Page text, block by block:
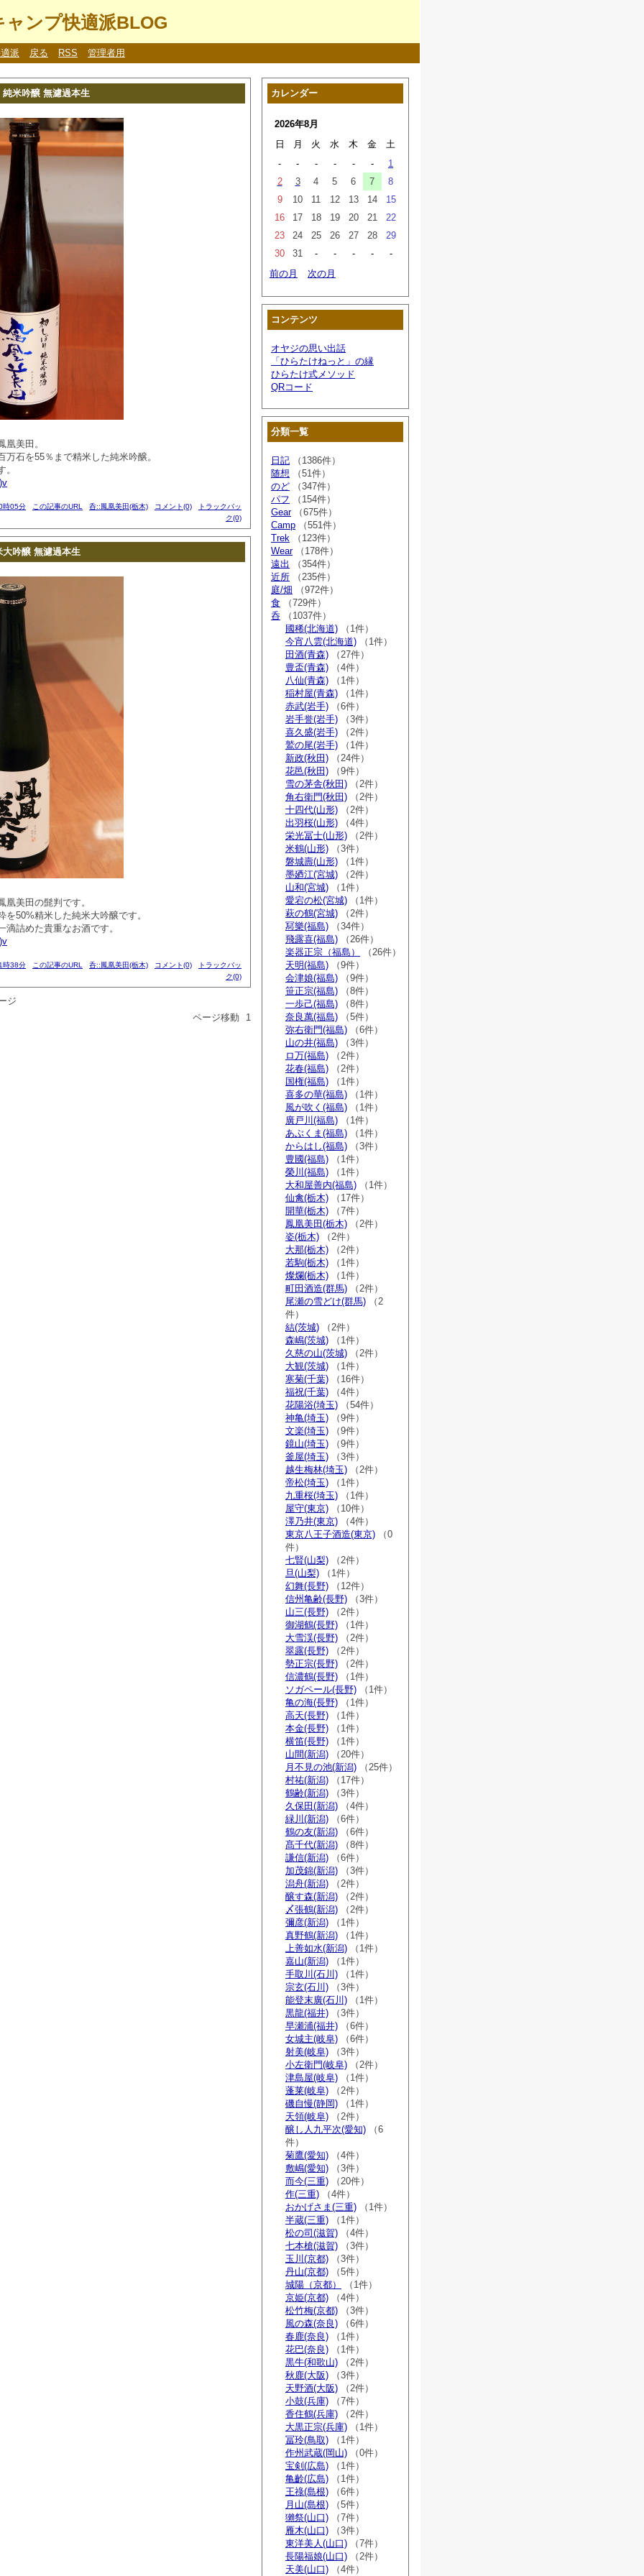
ンプ快適派BLOG
派 戻る RSS 管理者用
米吟醸 無濾過本生
凰美田。
万石を55％まで精米した純米吟醸。
。
時05分 この記事のURL 呑::鳳凰美田(栃木) コメント(0)
トラックバッ
ク(0)
吟醸 無濾過本生
凰美田の髭判です。
を50%精米した純米大吟醸です。
滴詰めた貴重なお酒です。
時38分 この記事のURL 呑::鳳凰美田(栃木) コメント(0)
トラックバッ
ク(0)
ジ
ページ移動
1
カレンダー
2026年8月
日
月 火 水 木 金
土
-
- - - - -
1
2
3 4 5 6 7
8
9
10 11 12 13 14
15
16
17 18 19 20 21
22
23
24 25 26 27 28
29
30
31 - - - -
-
前の月
次の月
コンテンツ
オヤジの思い出話
「ひらたけねっと」の縁
ひらたけ式メソッド
QRコード
分類一覧
日記 （1386件）
随想 （51件）
のど （347件）
パフ （154件）
Gear（675件）
Camp （551件）
Trek （123件）
Wear（178件）
遠出
（354件）
近所 （235件）
庭/畑 （972件）
食 （729件）
呑 （1037件）
國稀(北海道) （1件）
今宵八雲(北海道) （1件）
田酒(青森) （27件）
豊盃(青森) （4件）
八仙(青森) （1件）
稲村屋(青森) （1件）
赤武(岩手) （6件）
岩手誉(岩手) （3件）
喜久盛(岩手) （2件）
鷲の尾(岩手) （1件）
新政(秋田) （24件）
花邑(秋田) （9件）
雪の茅舎(秋田) （2件）
角右衛門(秋田) （2件）
十四代(山形) （2件）
出羽桜(山形) （4件）
栄光冨士(山形) （2件）
米鶴(山形) （3件）
磐城壽(山形) （1件）
墨廼江(宮城) （2件）
山和(宮城) （1件）
愛宕の松(宮城) （1件）
萩の鶴(宮城) （2件）
冩樂(福島) （34件）
飛露喜(福島) （26件）
楽器正宗（福島）
（26件）
天明(福島) （9件）
会津娘(福島) （9件）
笹正宗(福島) （8件）
一歩己(福島) （8件）
奈良萬(福島) （5件）
弥右衛門(福島) （6件）
山の井(福島) （3件）
ロ万(福島) （2件）
花春(福島) （2件）
国権(福島) （1件）
喜多の華(福島) （1件）
風が吹く(福島) （1件）
廣戸川(福島) （1件）
あぶくま(福島) （1件）
からはし(福島) （3件）
豊國(福島) （1件）
榮川(福島) （1件）
大和屋善内(福島) （1件）
仙禽(栃木) （17件）
開華(栃木) （7件）
鳳凰美田(栃木) （2件）
姿(栃木) （2件）
大那(栃木) （2件）
若駒(栃木) （1件）
燦爛(栃木) （1件）
町田酒造(群馬) （2件）
尾瀬の雪どけ(群馬) （2
件）
結(茨城) （2件）
森嶋(茨城) （1件）
久慈の山(茨城) （2件）
大観(茨城) （1件）
寒菊(千葉) （16件）
福祝(千葉) （4件）
花陽浴(埼玉) （54件）
神亀(埼玉) （9件）
文楽(埼玉) （9件）
鏡山(埼玉) （9件）
釜屋(埼玉) （3件）
越生梅林(埼玉) （2件）
帝松(埼玉) （1件）
九重桜(埼玉) （1件）
屋守(東京) （10件）
澤乃井(東京) （4件）
東京八王子酒造(東京) （0
件）
七賢(山梨) （2件）
旦(山梨) （1件）
幻舞(長野) （12件）
信州亀齢(長野) （3件）
山三(長野) （2件）
御湖鶴(長野) （1件）
大雪渓(長野) （2件）
翠露(長野) （2件）
勢正宗(長野) （2件）
信濃鶴(長野) （1件）
ソガペール(長野) （1件）
亀の海(長野) （1件）
高天(長野) （1件）
本金(長野) （1件）
横笛(長野) （1件）
山間(新潟) （20件）
月不見の池(新潟) （25件）
村祐(新潟) （17件）
鶴齢(新潟) （3件）
久保田(新潟) （4件）
緑川(新潟) （6件）
鶴の友(新潟) （6件）
髙千代(新潟) （8件）
謙信(新潟) （6件）
加茂錦(新潟) （3件）
潟舟(新潟) （2件）
醸す森(新潟) （2件）
〆張鶴(新潟) （2件）
彌彦(新潟) （1件）
真野鶴(新潟) （1件）
上善如水(新潟) （1件）
嘉山(新潟) （1件）
手取川(石川) （1件）
宗玄(石川) （3件）
能登末廣(石川) （1件）
黒龍(福井) （3件）
早瀬浦(福井) （6件）
女城主(岐阜) （6件）
射美(岐阜) （3件）
小左衛門(岐阜) （2件）
津島屋(岐阜) （1件）
蓬莱(岐阜) （2件）
磯自慢(静岡) （1件）
天領(岐阜) （2件）
醸し人九平次(愛知) （6
件）
菊鷹(愛知) （4件）
敷嶋(愛知) （3件）
而今(三重) （20件）
作(三重) （4件）
おかげさま(三重) （1件）
半蔵(三重) （1件）
松の司(滋賀) （4件）
七本槍(滋賀) （3件）
玉川(京都) （3件）
丹山(京都) （5件）
城陽（京都）
（1件）
京姫(京都) （4件）
松竹梅(京都) （3件）
風の森(奈良) （6件）
春鹿(奈良) （1件）
花巴(奈良) （1件）
黒牛(和歌山) （2件）
秋鹿(大阪) （3件）
天野酒(大阪) （2件）
小鼓(兵庫) （7件）
香住鶴(兵庫) （2件）
大黒正宗(兵庫) （1件）
冨玲(鳥取) （1件）
作州武蔵(岡山) （0件）
宝剣(広島) （1件）
亀齡(広島) （1件）
王祿(島根) （6件）
月山(島根) （5件）
獺祭(山口) （7件）
雁木(山口) （3件）
東洋美人(山口) （7件）
長陽福娘(山口) （2件）
天美(山口) （4件）